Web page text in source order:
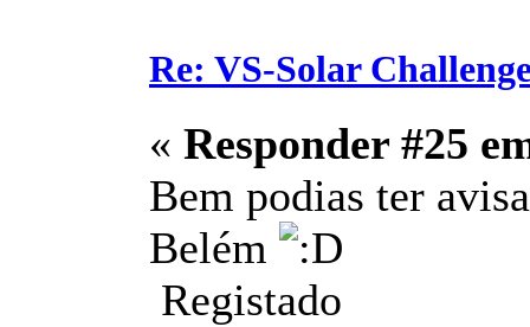
Re: VS-Solar
« Responder #25
Bem podias ter
Belém
Registado